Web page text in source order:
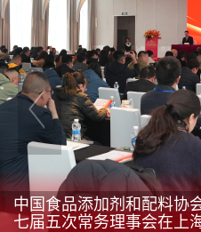
中国食品添加剂和配料协
七届五次常务理事会在上